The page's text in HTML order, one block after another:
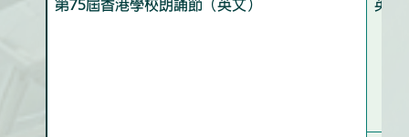
第75屆香港學校朗誦節（英文） 英語